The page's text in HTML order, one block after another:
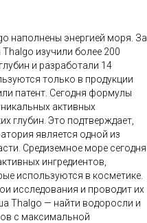
наполнены энергией моря. За
изучили более 200
и разработали 14
только в продукции
патент. Сегодня формулы
активных
глубин. Это подтверждает,
является одной из
Средиземное море сегодня
ингредиентов,
используются в косметике.
исследования и проводит их
Thalgo — найти водоросли и
с максимальной